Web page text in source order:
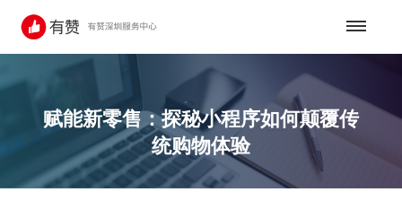
赋能新零售：探秘小程序如何颠覆传
统购物体验